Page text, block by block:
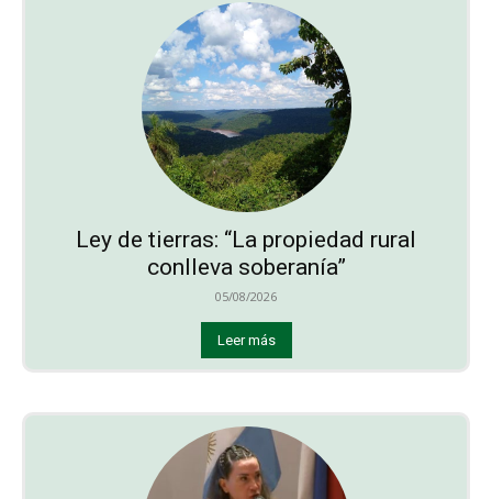
Ley de tierras: “La propiedad rural
conlleva soberanía”
05/08/2026
Leer más